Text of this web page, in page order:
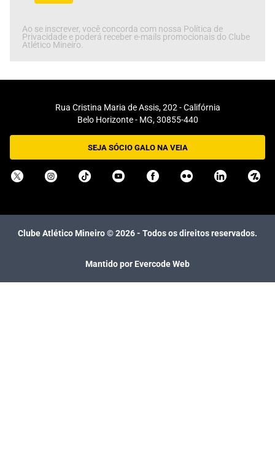
Ao se inscrever, você concorda com nossa Política de
Privacidade e poderá receber e-mails promocionais do Clube
Atlético Mineiro.
Rua Cristina Maria de Assis, 202 - Califórnia
Belo Horizonte - MG, 30855-440
SEJA SÓCIO GALO NA VEIA
Clube Atlético Mineiro ©2026- Todos os direitos reservados.
Mantido por Evercode Web